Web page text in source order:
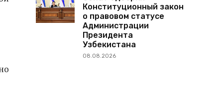
Конституционный закон
о правовом статусе
Администрации
Президента
Узбекистана
08.08.2026